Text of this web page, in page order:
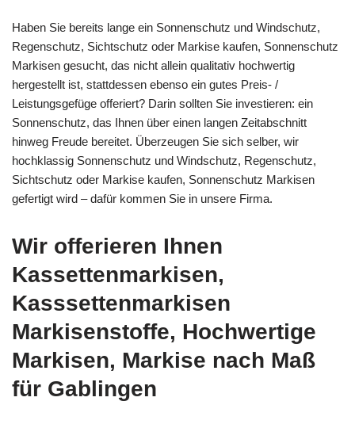
Haben Sie bereits lange ein Sonnenschutz und Windschutz,
Regenschutz, Sichtschutz oder Markise kaufen, Sonnenschutz
Markisen gesucht, das nicht allein qualitativ hochwertig
hergestellt ist, stattdessen ebenso ein gutes Preis- /
Leistungsgefüge offeriert? Darin sollten Sie investieren: ein
Sonnenschutz, das Ihnen über einen langen Zeitabschnitt
hinweg Freude bereitet. Überzeugen Sie sich selber, wir
hochklassig Sonnenschutz und Windschutz, Regenschutz,
Sichtschutz oder Markise kaufen, Sonnenschutz Markisen
gefertigt wird – dafür kommen Sie in unsere Firma.
Wir offerieren Ihnen
Kassettenmarkisen,
Kasssettenmarkisen
Markisenstoffe, Hochwertige
Markisen, Markise nach Maß
für Gablingen